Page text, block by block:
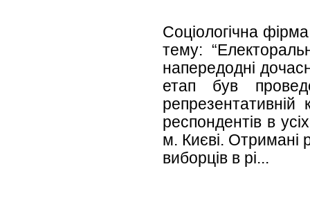
Соціологічна
тему:
напередодні
етап був
респондентів в
м. Києві. Отримані
виборців в рі...